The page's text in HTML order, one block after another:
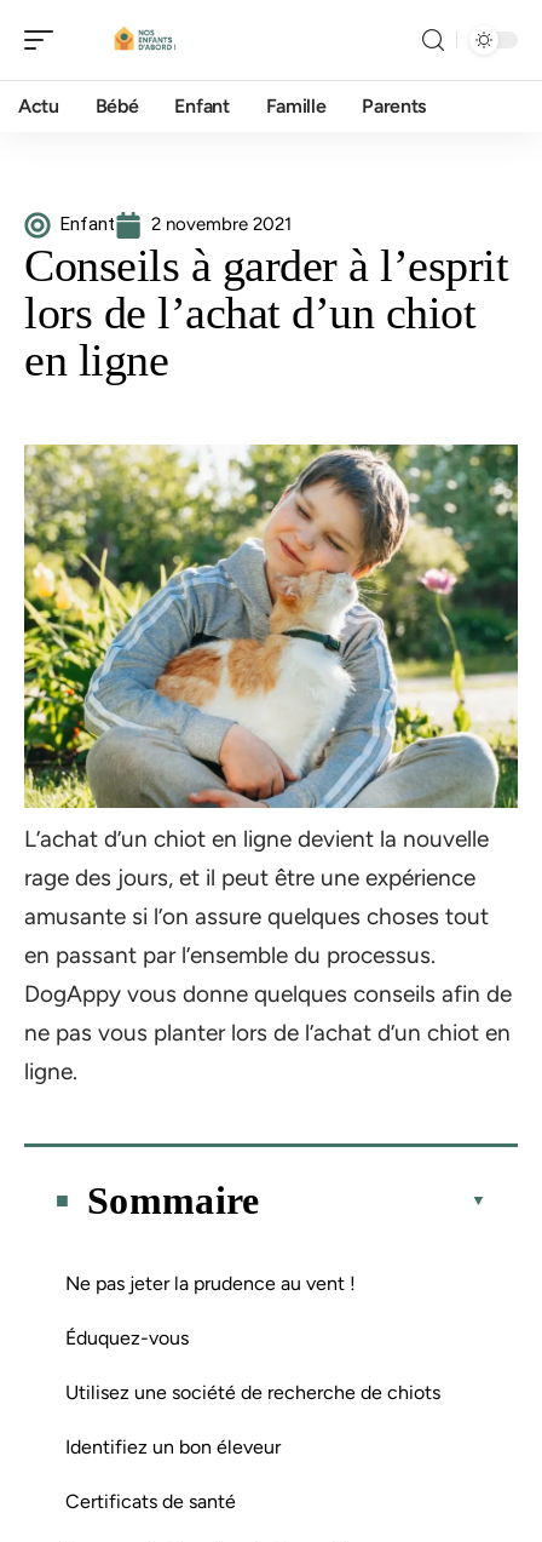
Actu Bébé Enfant Famille Parents
Enfant 2 novembre 2021
Conseils à garder à l’esprit
lors de l’achat d’un chiot
en ligne
L’achat d’un chiot en ligne devient la nouvelle
rage des jours, et il peut être une expérience
amusante si l’on assure quelques choses tout
en passant par l’ensemble du processus.
DogAppy vous donne quelques conseils afin de
ne pas vous planter lors de l’achat d’un chiot en
ligne.
Sommaire
Ne pas jeter la prudence au vent !
Éduquez-vous
Utilisez une société de recherche de chiots
Identifiez un bon éleveur
Certificats de santé